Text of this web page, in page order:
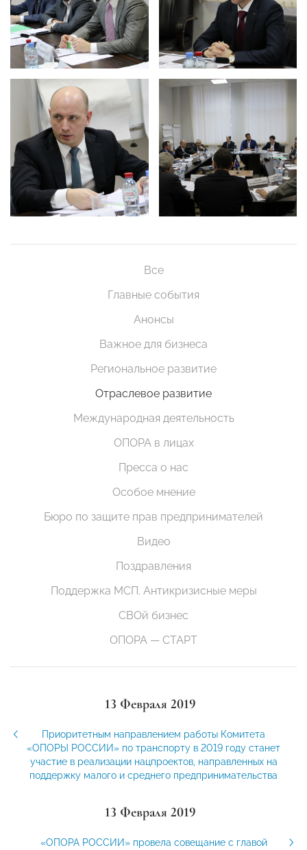
Все
Главные события
Анонсы
Важное для бизнеса
Региональное развитие
Отраслевое развитие
Международная деятельность
ОПОРА в лицах
Пресса о нас
Особое мнение
Бюро по защите прав предпринимателей
Видео
Поздравления
Поддержка МСП. Антикризисные меры
СВОй бизнес
ОПОРА — СТАРТ
13 Февраля 2019
Приоритетным направлением работы Комитета
«ОПОРЫ РОССИИ» по транспорту в 2019 году станет
участие в реализации нацпроектов, направленных на
поддержку малого и среднего предпринимательства
13 Февраля 2019
«ОПОРА РОССИИ» провела совещание с главой